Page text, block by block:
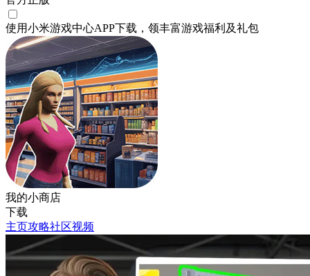
使用小米游戏中心APP下载 ，领丰富游戏福利 及礼包
我的小商店
下载
主页攻略社区视频